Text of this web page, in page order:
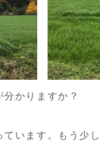
かりますか？
います。もう少